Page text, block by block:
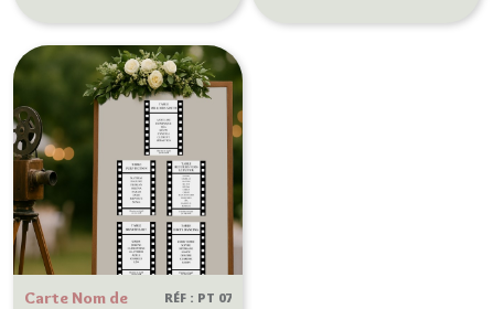
Carte Nom de
RÉF : PT 07